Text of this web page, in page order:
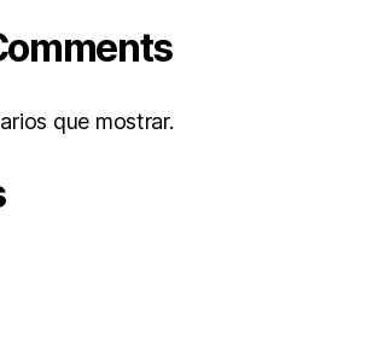
que mostrar.